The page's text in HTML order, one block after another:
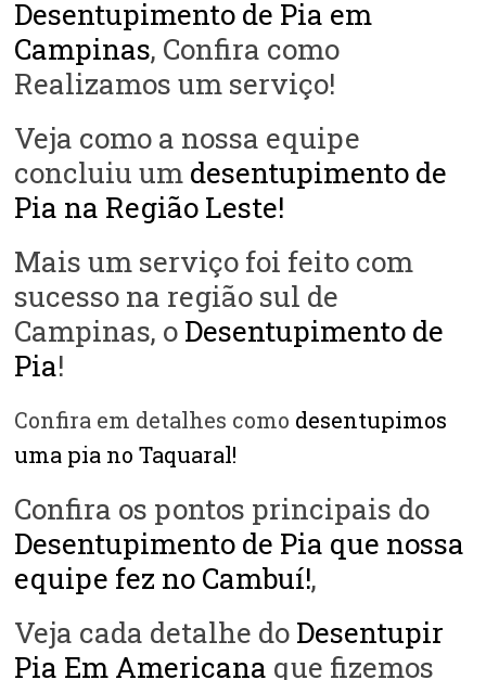
Desentupimento de Pia em
Campinas, Confira como
Realizamos um serviço!
Veja como a nossa equipe
concluiu um desentupimento de
Pia na Região Leste!
Mais um serviço foi feito com
sucesso na região sul de
Campinas, o Desentupimento de
Pia!
Confira em detalhes como desentupimos
uma pia no Taquaral!
Confira os pontos principais do
Desentupimento de Pia que nossa
equipe fez no Cambuí!,
Veja cada detalhe do Desentupir
Pia Em Americana que fizemos